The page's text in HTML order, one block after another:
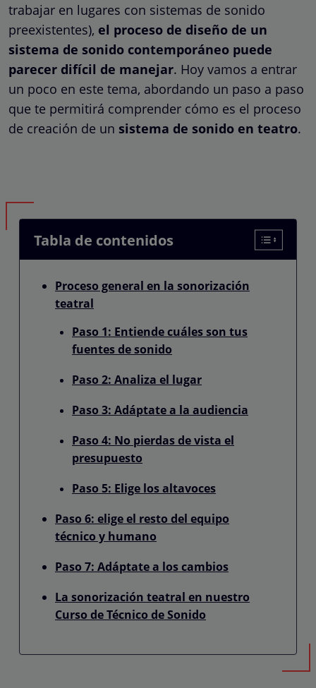
trabajar en lugares con sistemas de sonido
preexistentes), el proceso de diseño de un
sistema de sonido contemporáneo puede
parecer difícil de manejar. Hoy vamos a entrar
un poco en este tema, abordando un paso a paso
que te permitirá comprender cómo es el proceso
de creación de un sistema de sonido en teatro.
Tabla de contenidos
Proceso general en la sonorización
teatral
Paso 1: Entiende cuáles son tus
fuentes de sonido
Paso 2: Analiza el lugar
Paso 3: Adáptate a la audiencia
Paso 4: No pierdas de vista el
presupuesto
Paso 5: Elige los altavoces
Paso 6: elige el resto del equipo
técnico y humano
Paso 7: Adáptate a los cambios
La sonorización teatral en nuestro
Curso de Técnico de Sonido